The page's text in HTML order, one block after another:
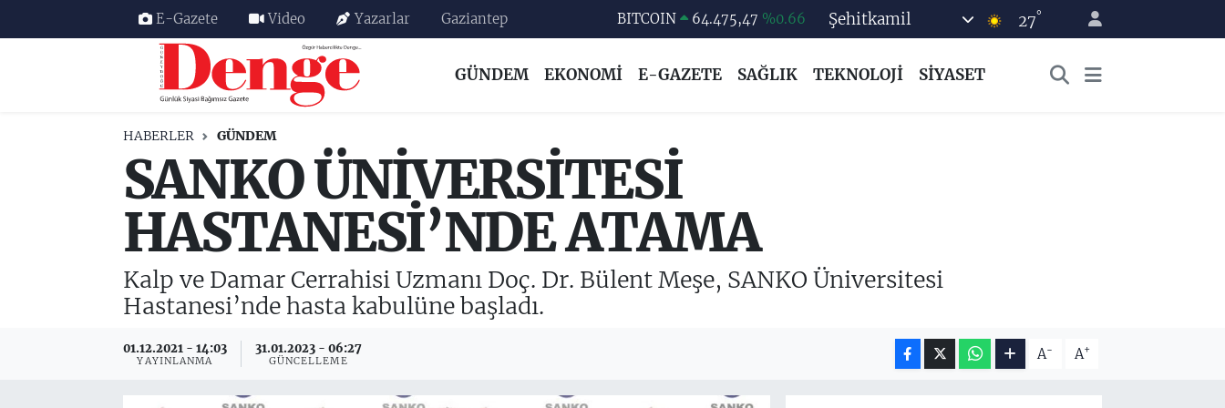
E-Gazete Video Yazarlar Gaziantep DOLAR 47,5971 %0.05
BİST100
Şehitkamil 27°
GÜNDEM EKONOMİ E-GAZETE SAĞLIK TEKNOLOJİ SİYASET
HABERLER GÜNDEM
SANKO ÜNİVERSİTESİ
HASTANESİ’NDE ATAMA
Kalp ve Damar Cerrahisi Uzmanı Doç. Dr. Bülent Meşe, SANKO Üniversitesi
Hastanesi’nde hasta kabulüne başladı.
01.12.2021 - 14:03
YAYINLANMA
31.01.2023 - 06:27
GÜNCELLEME A- A+
Nöbetçi Eczaneler
Trafik Durumu
Süper Lig Puan Durumu ve Fikstür
Tüm Manşetler
Son Dakika Haberleri
Haber Arşivi